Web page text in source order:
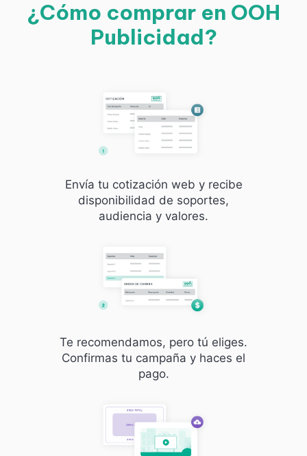
¿Cómo comprar en OOH
Publicidad?
Envía tu cotización web y recibe
disponibilidad de soportes,
audiencia y valores.
Te recomendamos, pero tú eliges.
Confirmas tu campaña y haces el
pago.